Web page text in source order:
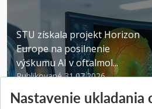
STU získala projekt Horizon
Europe na posilnenie
výskumu AI v oftalmol...
Publikované 31.07.2026
Nastavenie ukladania